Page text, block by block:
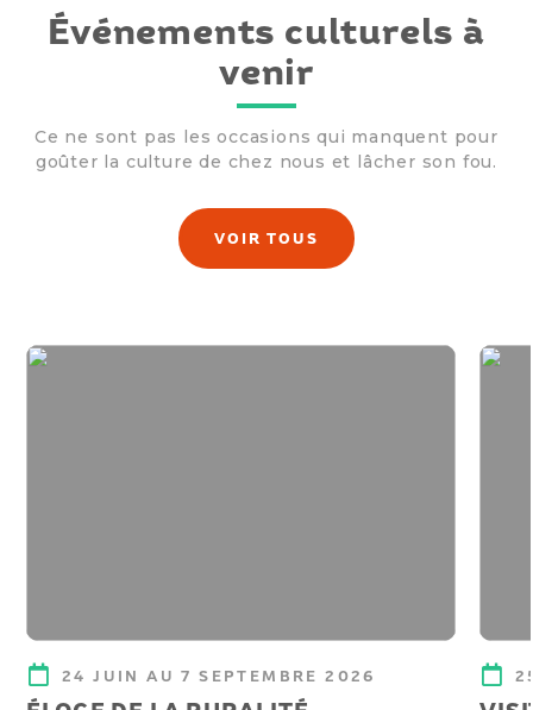
Événements culturels à
venir
Ce ne sont pas les occasions qui manquent pour
goûter la culture de chez nous et lâcher son fou.
VOIR TOUS
24 JUIN AU 7 SEPTEMBRE 2026